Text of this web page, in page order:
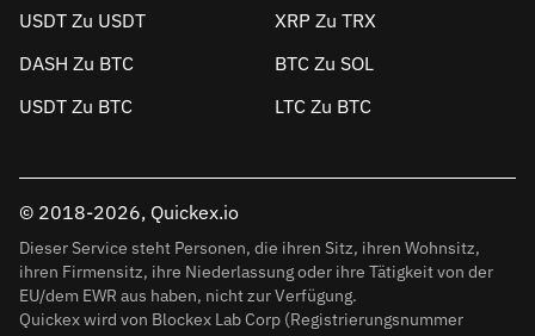
USDT Zu USDT
XRP Zu TRX
DASH Zu BTC
BTC Zu SOL
USDT Zu BTC
LTC Zu BTC
© 2018-2026, Quickex.io
Dieser Service steht Personen, die ihren Sitz, ihren Wohnsitz,
ihren Firmensitz, ihre Niederlassung oder ihre Tätigkeit von der
EU/dem EWR aus haben, nicht zur Verfügung.
Quickex wird von Blockex Lab Corp (Registrierungsnummer